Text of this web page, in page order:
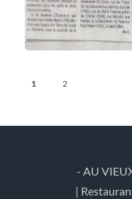
1 2
- AU
|